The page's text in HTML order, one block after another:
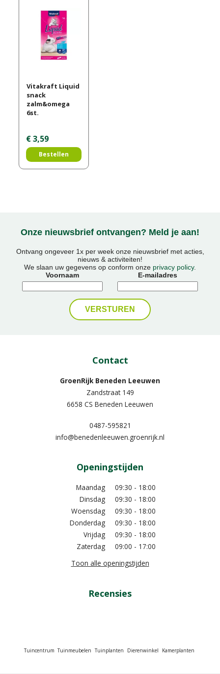
Vitakraft Liquid
snack
zalm&omega
6st.
€ 3,59
Bestellen
Onze nieuwsbrief ontvangen? Meld je aan!
Ontvang ongeveer 1x per week onze nieuwsbrief met acties,
nieuws & activiteiten!
We slaan uw gegevens op conform onze privacy policy.
Voornaam
E-mailadres
Contact
GroenRijk Beneden Leeuwen​
Zandstraat 149
6658 CS Beneden Leeuwen
0487-595821
info@benedenleeuwen.groenrijk.nl
Openingstijden
Maandag
09:30 - 18:00
Dinsdag
09:30 - 18:00
Woensdag
09:30 - 18:00
Donderdag
09:30 - 18:00
Vrijdag
09:30 - 18:00
Zaterdag
09:00 - 17:00
Toon alle openingstijden
Recensies
Tuincentrum Tuinmeubelen Tuinplanten Dierenwinkel Kamerplanten